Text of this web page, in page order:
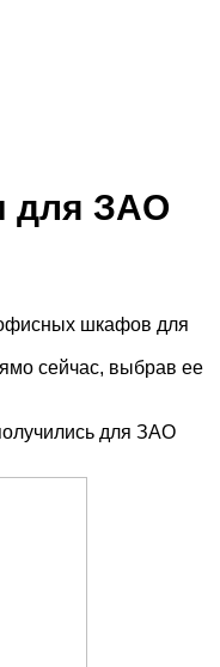
для ЗАО
шкафов для
сейчас, выбрав ее
для ЗАО